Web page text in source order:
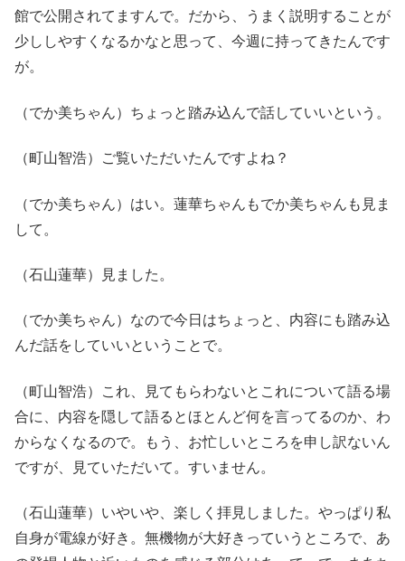
館で公開されてますんで。だから、うまく説明することが
少ししやすくなるかなと思って、今週に持ってきたんです
が。
（でか美ちゃん）ちょっと踏み込んで話していいという。
（町山智浩）ご覧いただいたんですよね？
（でか美ちゃん）はい。蓮華ちゃんもでか美ちゃんも見ま
して。
（石山蓮華）見ました。
（でか美ちゃん）なので今日はちょっと、内容にも踏み込
んだ話をしていいということで。
（町山智浩）これ、見てもらわないとこれについて語る場
合に、内容を隠して語るとほとんど何を言ってるのか、わ
からなくなるので。もう、お忙しいところを申し訳ないん
ですが、見ていただいて。すいません。
（石山蓮華）いやいや、楽しく拝見しました。やっぱり私
自身が電線が好き。無機物が大好きっていうところで、あ